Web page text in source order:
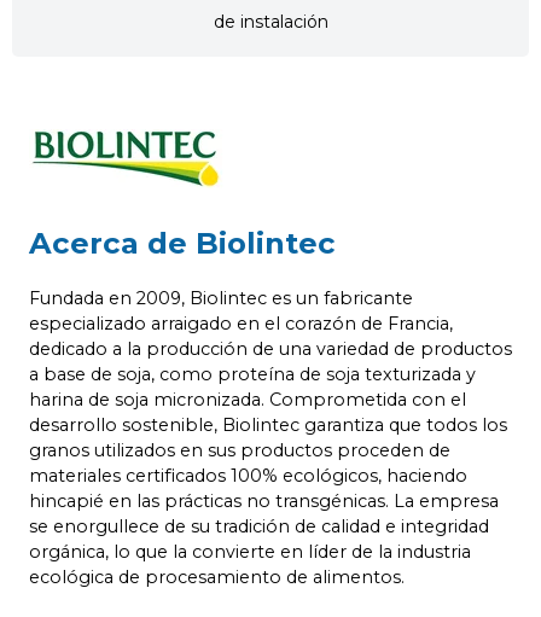
de instalación
Acerca de Biolintec
Fundada en 2009, Biolintec es un fabricante
especializado arraigado en el corazón de Francia,
dedicado a la producción de una variedad de productos
a base de soja, como proteína de soja texturizada y
harina de soja micronizada. Comprometida con el
desarrollo sostenible, Biolintec garantiza que todos los
granos utilizados en sus productos proceden de
materiales certificados 100% ecológicos, haciendo
hincapié en las prácticas no transgénicas. La empresa
se enorgullece de su tradición de calidad e integridad
orgánica, lo que la convierte en líder de la industria
ecológica de procesamiento de alimentos.